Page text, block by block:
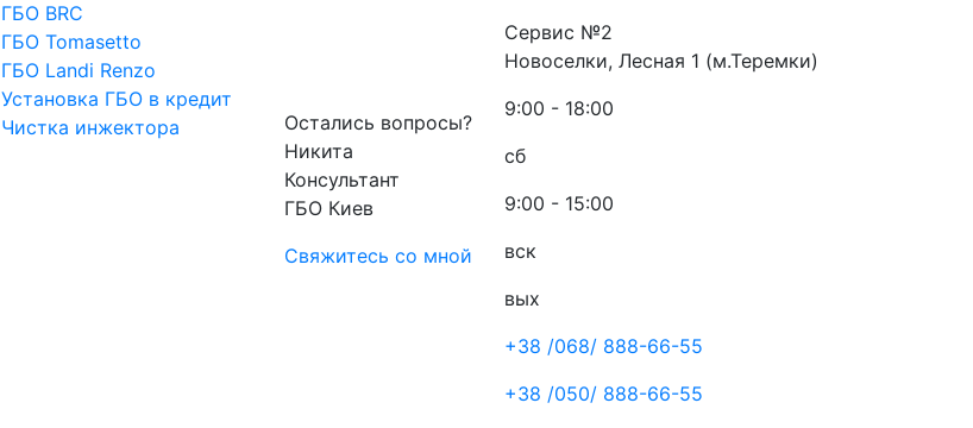
ГБО BRC
ГБО Tomasetto
ГБО Landi Renzo
Установка ГБО в кредит
Чистка инжектора
Остались вопросы?
Никита
Консультант
ГБО Киев
Свяжитесь со мной
Сервис №2
Новоселки, Лесная 1 (м.Теремки)
9:00 - 18:00
сб
9:00 - 15:00
вск
вых
+38 /068/ 888-66-55
+38 /050/ 888-66-55